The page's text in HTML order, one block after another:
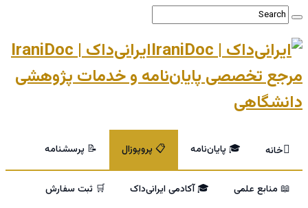
ایرانی‌داک | IraniDoc
مرجع تخصصی پایان‌نامه و خدمات پژوهشی
دانشگاهی
خانه 🎓 پایان‌نامه 📋 پروپوزال 📝 پرسشنامه
📖 منابع علمی 🎓 آکادمی ایرانی‌داک 🛒 ثبت سفارش